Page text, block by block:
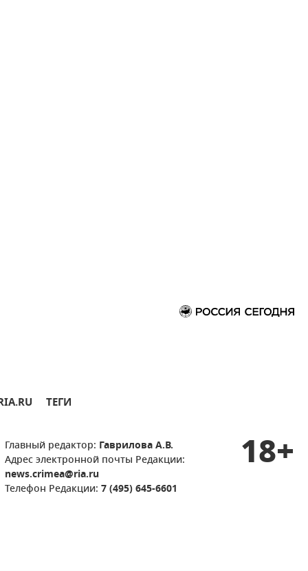
ТЕГИ
Главный редактор: Гаврилова А.В.
Адрес электронной почты Редакции:
news.crimea@ria.ru
Телефон Редакции: 7 (495) 645-6601
18+